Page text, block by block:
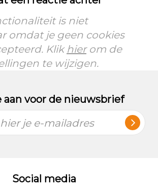
is niet
omdat je geen cookies
Klik hierom de
te wijzigen.
aan voor de nieuwsbrief
je e-mailadres
Social media